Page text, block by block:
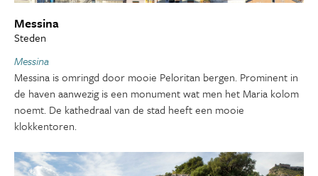
Messina
Steden
Messina
Messina is omringd door mooie Peloritan bergen. Prominent in
de haven aanwezig is een monument wat men het Maria kolom
noemt. De kathedraal van de stad heeft een mooie
klokkentoren.